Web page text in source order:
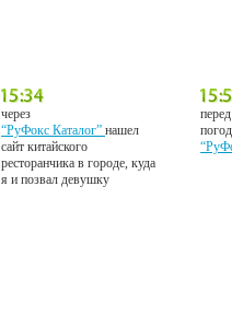
через
“РуФокс Каталог”нашел
сайт китайского
ресторанчика в городе, куда
я и позвал девушку